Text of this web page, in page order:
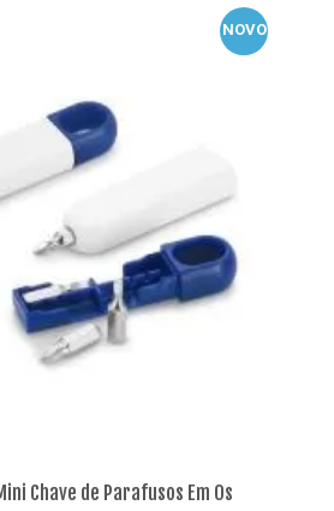
NOVO
Chave de Parafusos Em Os